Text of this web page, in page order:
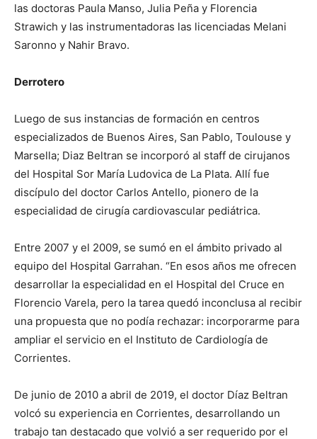
las doctoras Paula Manso, Julia Peña y Florencia
Strawich y las instrumentadoras las licenciadas Melani
Saronno y Nahir Bravo.
Derrotero
Luego de sus instancias de formación en centros
especializados de Buenos Aires, San Pablo, Toulouse y
Marsella; Diaz Beltran se incorporó al staff de cirujanos
del Hospital Sor María Ludovica de La Plata. Allí fue
discípulo del doctor Carlos Antello, pionero de la
especialidad de cirugía cardiovascular pediátrica.
Entre 2007 y el 2009, se sumó en el ámbito privado al
equipo del Hospital Garrahan. “En esos años me ofrecen
desarrollar la especialidad en el Hospital del Cruce en
Florencio Varela, pero la tarea quedó inconclusa al recibir
una propuesta que no podía rechazar: incorporarme para
ampliar el servicio en el Instituto de Cardiología de
Corrientes.
De junio de 2010 a abril de 2019, el doctor Díaz Beltran
volcó su experiencia en Corrientes, desarrollando un
trabajo tan destacado que volvió a ser requerido por el